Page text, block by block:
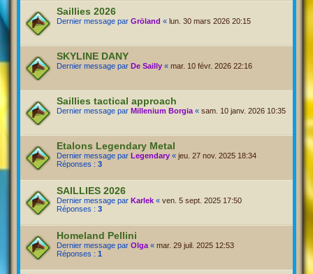
Saillies 2026
Dernier message par Gröland « lun. 30 mars 2026 20:15
SKYLINE DANY
Dernier message par De Sailly « mar. 10 févr. 2026 22:16
Saillies tactical approach
Dernier message par Millenium Borgia « sam. 10 janv. 2026 10:35
Etalons Legendary Metal
Dernier message par Legendary « jeu. 27 nov. 2025 18:34
Réponses : 3
SAILLIES 2026
Dernier message par Karlek « ven. 5 sept. 2025 17:50
Réponses : 3
Homeland Pellini
Dernier message par Olga « mar. 29 juil. 2025 12:53
Réponses : 1